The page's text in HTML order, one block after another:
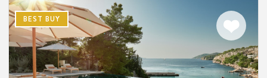
BEST BUY